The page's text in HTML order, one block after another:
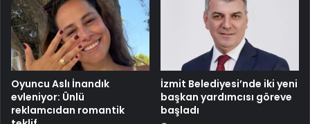
Oyuncu Aslı İnandık
evleniyor: Ünlü
reklamcıdan romantik
İzmit Belediyesi’nde iki yeni
başkan yardımcısı göreve
başladı